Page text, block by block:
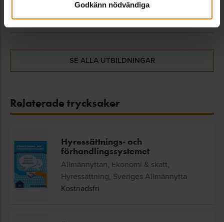
Godkänn nödvändiga
Hyressättning
augusti
SE ALLA UTBILDNINGAR
Relaterade trycksaker
Hyressättnings- och
förhandlingssystemet
Allmännyttan, Ekonomi & skatt,
Hyressättning, Sveriges Allmännytta
Kostnadsfri